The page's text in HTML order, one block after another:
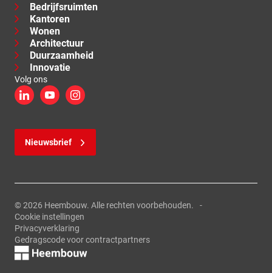
Bedrijfsruimten
Kantoren
Wonen
Architectuur
Duurzaamheid
Innovatie
Volg ons
LinkedInYouTubeInstagram
Nieuwsbrief
© 2026 Heembouw. Alle rechten voorbehouden.
Cookie instellingen
Privacyverklaring
Gedragscode voor contractpartners